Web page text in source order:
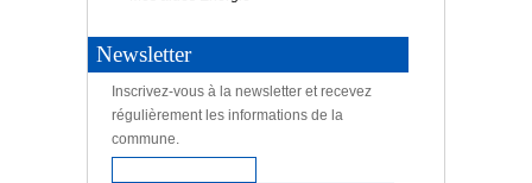
Newsletter
Inscrivez-vous à la newsletter et recevez
régulièrement les informations de la
commune.